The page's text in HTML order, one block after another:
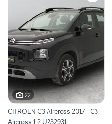
22
CITROEN C3 Aircross 2017 - C3
Aircross 1.2 U232931